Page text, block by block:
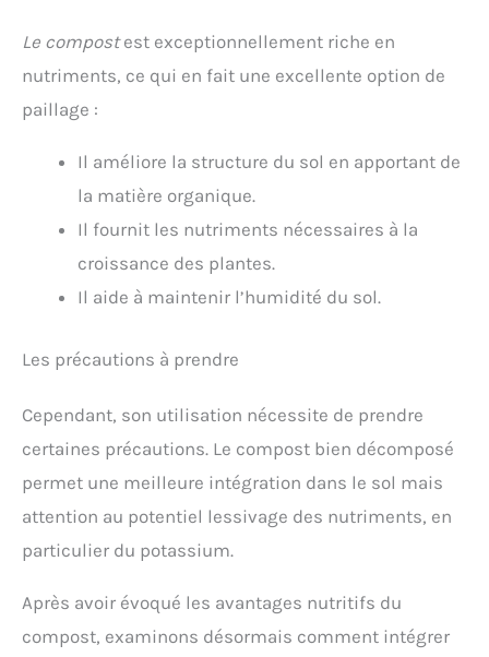
Le compostest exceptionnellement riche en
nutriments, ce qui en fait une excellente option de
paillage :
Il améliore la structure du sol en apportant de
la matière organique.
Il fournit les nutriments nécessaires à la
croissance des plantes.
Il aide à maintenir l’humidité du sol.
Les précautions à prendre
Cependant, son utilisation nécessite de prendre
certaines précautions. Le compost bien décomposé
permet une meilleure intégration dans le sol mais
attention au potentiel lessivage des nutriments, en
particulier du potassium.
Après avoir évoqué les avantages nutritifs du
compost, examinons désormais comment intégrer